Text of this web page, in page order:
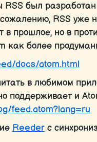
RSS был
RSS уже
в прошлое, но в
как более
docs/atom.html
в любимом
поддерживает и
feed.atom?lang=ru
Reeder с